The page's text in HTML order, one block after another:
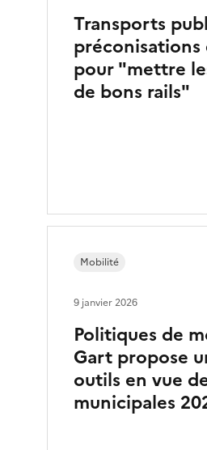
Transports
préconisations
pour "mettre
de bons rails"
Politiques de
Gart propose
outils en vue
municipales
Mobilité
9 janvier 2026